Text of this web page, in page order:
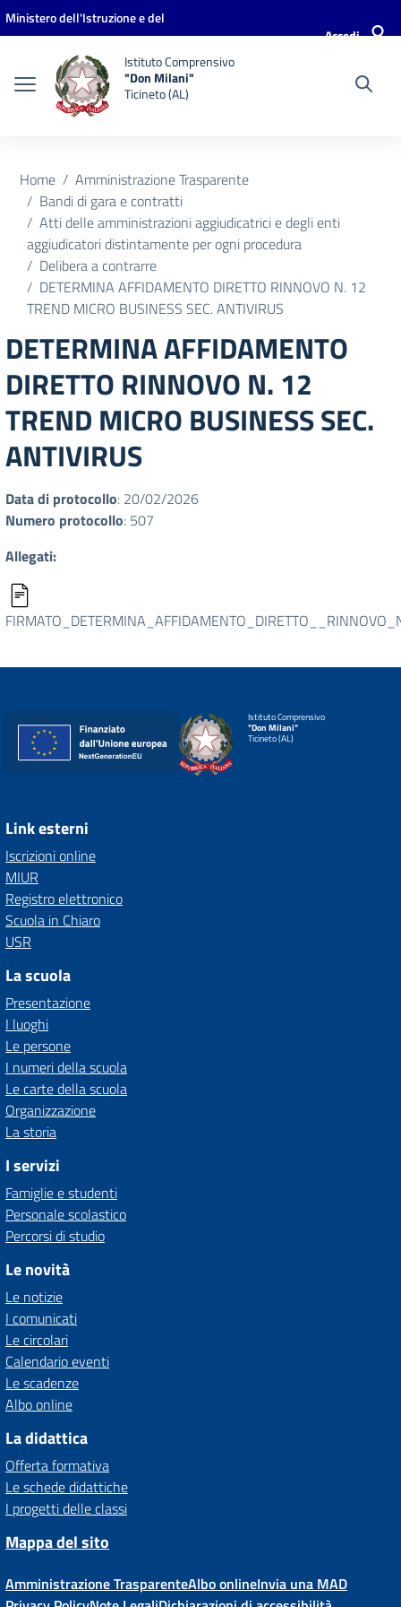
Vai ai contenuti
Vai al menu di navigazione
Vai al footer
Ministero dell'Istruzione e del
Accedi
Istituto Comprensivo
"Don Milani"
Ticineto (AL)
Home
Amministrazione Trasparente
Bandi di gara e contratti
Atti delle amministrazioni aggiudicatrici e degli enti
aggiudicatori distintamente per ogni procedura
Delibera a contrarre
DETERMINA AFFIDAMENTO DIRETTO RINNOVO N. 12
TREND MICRO BUSINESS SEC. ANTIVIRUS
DETERMINA AFFIDAMENTO
DIRETTO RINNOVO N. 12
TREND MICRO BUSINESS SEC.
ANTIVIRUS
Data di protocollo: 20/02/2026
Numero protocollo: 507
Allegati:
Istituto Comprensivo
"Don Milani"
Ticineto (AL)
Link esterni
Iscrizioni online
MIUR
Registro elettronico
Scuola in Chiaro
USR
La scuola
Presentazione
I luoghi
Le persone
I numeri della scuola
Le carte della scuola
Organizzazione
La storia
I servizi
Famiglie e studenti
Personale scolastico
Percorsi di studio
Le novità
Le notizie
I comunicati
Le circolari
Calendario eventi
Le scadenze
Albo online
La didattica
Offerta formativa
Le schede didattiche
I progetti delle classi
Mappa del sito
Amministrazione TrasparenteAlbo onlineInvia una MAD